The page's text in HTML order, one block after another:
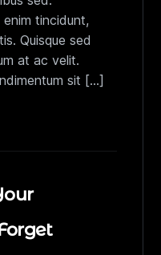
enim tincidunt,
Quisque sed
at ac velit.
sit […]